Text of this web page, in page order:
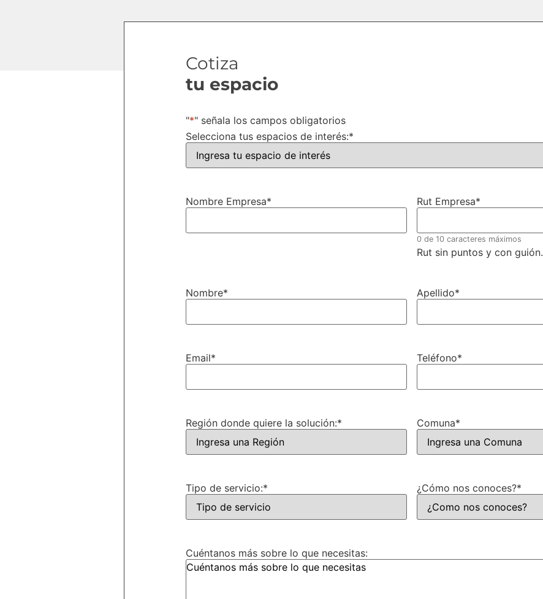
Cotiza
tu espacio
"*" señala los campos obligatorios
Selecciona tus espacios de interés:*
Nombre Empresa* Rut Empresa*
0 de 10 caracteres máximos
Rut sin puntos y con guión.
Nombre* Apellido*
Email* Teléfono*
Región donde quiere la solución:* Comuna*
Tipo de servicio:* ¿Cómo nos conoces?*
Cuéntanos más sobre lo que necesitas: